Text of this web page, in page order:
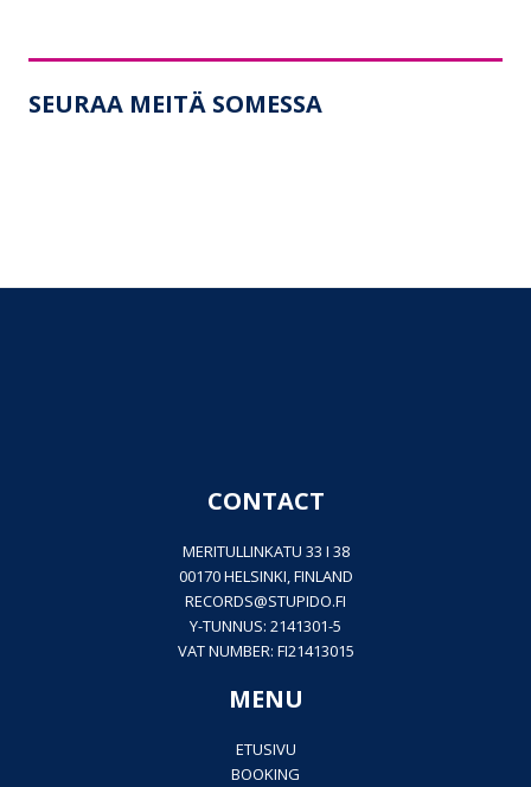
SEURAA MEITÄ SOMESSA
CONTACT
MERITULLINKATU 33 I 38
00170 HELSINKI, FINLAND
RECORDS@STUPIDO.FI
Y-TUNNUS: 2141301-5
VAT NUMBER: FI21413015
MENU
ETUSIVU
BOOKING